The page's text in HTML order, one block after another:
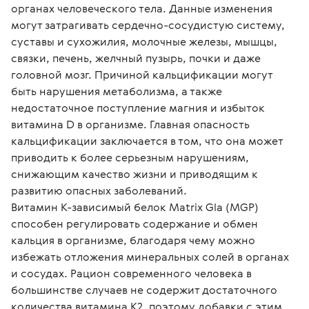
органах человеческого тела. Данные изменения
могут затрагивать сердечно-сосудистую систему,
суставы и сухожилия, молочные железы, мышцы,
связки, печень, желчный пузырь, почки и даже
головной мозг. Причиной кальцификации могут
быть нарушения метаболизма, а также
недостаточное поступление магния и избыток
витамина D в организме. Главная опасность
кальцификации заключается в том, что она может
приводить к более серьезным нарушениям,
снижающим качество жизни и приводящим к
развитию опасных заболеваний.
Витамин К-зависимый белок Matrix Gla (MGP)
способен регулировать содержание и обмен
кальция в организме, благодаря чему можно
избежать отложения минеральных солей в органах
и сосудах. Рацион современного человека в
большинстве случаев не содержит достаточного